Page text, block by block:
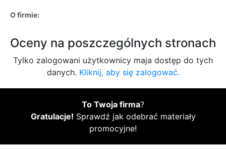
O firmie:
Oceny na poszczególnych stronach
Tylko zalogowani użytkownicy maja dostęp do tych
danych. Kliknij, aby się zalogować.
To Twoja firma?
Gratulacje! Sprawdź jak odebrać materiały
promocyjne!